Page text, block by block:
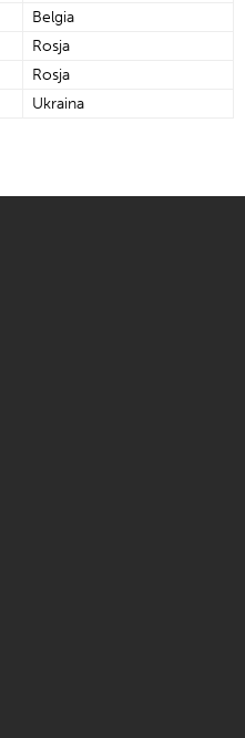
Belgia
Rosja
Rosja
Ukraina